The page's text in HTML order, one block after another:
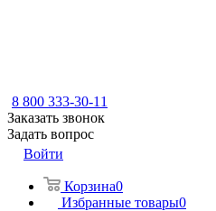
8 800 333-30-11
Заказать звонок
Задать вопрос
Войти
Корзина0
Избранные товары0